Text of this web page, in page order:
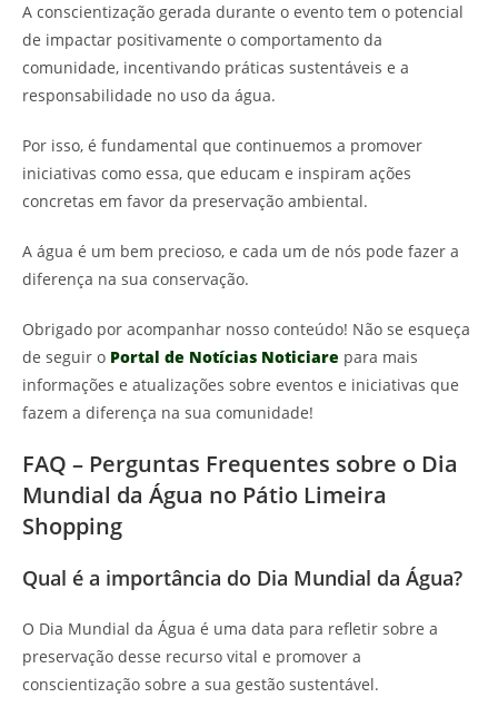
A conscientização gerada durante o evento tem o potencial
de impactar positivamente o comportamento da
comunidade, incentivando práticas sustentáveis e a
responsabilidade no uso da água.
Por isso, é fundamental que continuemos a promover
iniciativas como essa, que educam e inspiram ações
concretas em favor da preservação ambiental.
A água é um bem precioso, e cada um de nós pode fazer a
diferença na sua conservação.
Obrigado por acompanhar nosso conteúdo! Não se esqueça
de seguir o Portal de Notícias Noticiare para mais
informações e atualizações sobre eventos e iniciativas que
fazem a diferença na sua comunidade!
FAQ – Perguntas Frequentes sobre o Dia
Mundial da Água no Pátio Limeira
Shopping
Qual é a importância do Dia Mundial da Água?
O Dia Mundial da Água é uma data para refletir sobre a
preservação desse recurso vital e promover a
conscientização sobre a sua gestão sustentável.